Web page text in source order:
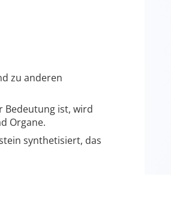
zu anderen
Bedeutung ist, wird
Organe.
synthetisiert, das